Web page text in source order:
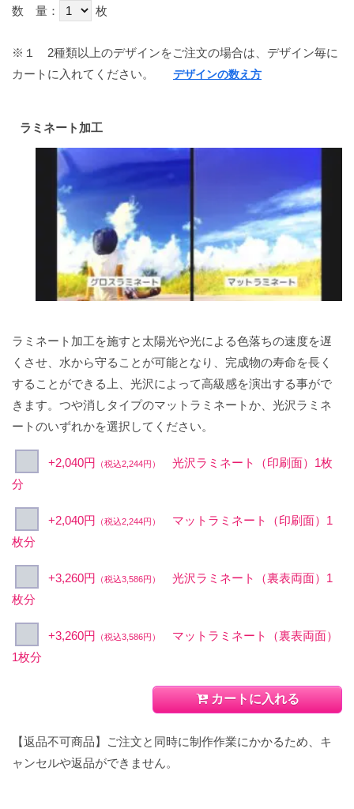
数 量：
枚
※１
2種類以上のデザインをご注文の場合は、デザイン毎に
カートに入れてください。
デザインの数え方
ラミネート加工
ラミネート加工を施すと太陽光や光による色落ちの速度を遅
くさせ、水から守ることが可能となり、完成物の寿命を長く
することができる上、光沢によって高級感を演出する事がで
きます。つや消しタイプのマットラミネートか、光沢ラミネ
ートのいずれかを選択してください。
+2,040円 （税込2,244円）
光沢ラミネート（印刷面）1枚
分
+2,040円 （税込2,244円）
マットラミネート（印刷面）1
枚分
+3,260円 （税込3,586円）
光沢ラミネート（裏表両面）1
枚分
+3,260円 （税込3,586円）
マットラミネート（裏表両面）
1枚分
カートに入れる
【返品不可商品】ご注文と同時に制作作業にかかるため、キ
ャンセルや返品ができません。